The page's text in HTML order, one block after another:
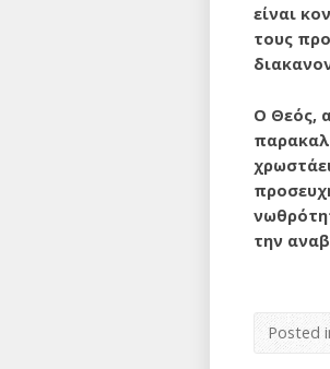
είναι
τους
Ο Θεός,
την
Posted